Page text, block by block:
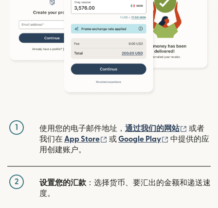
1 使用您的电子邮件地址， 通过我们的网站 （在新
或者
我们在 App Store （在新窗口中打开）
或Google Play （在新窗口中
中提供的应
用创建账户。
2 设置您的汇款 ：选择货币、要汇出的金额和递送速
度。